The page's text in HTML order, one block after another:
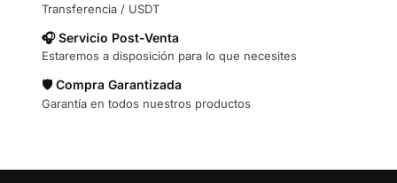
Transferencia / USDT
🎧 Servicio Post-Venta
Estaremos a disposición para lo que necesites
🛡️ Compra Garantizada
Garantía en todos nuestros productos